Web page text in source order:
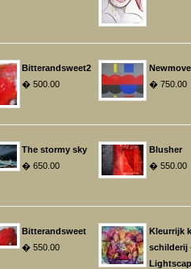
Bitterandsweet2
� 500.00
� 750.00
The stormy sky
� 650.00
Blusher
� 550.00
Bitterandsweet
� 550.00
Kleurrijk
schilderij